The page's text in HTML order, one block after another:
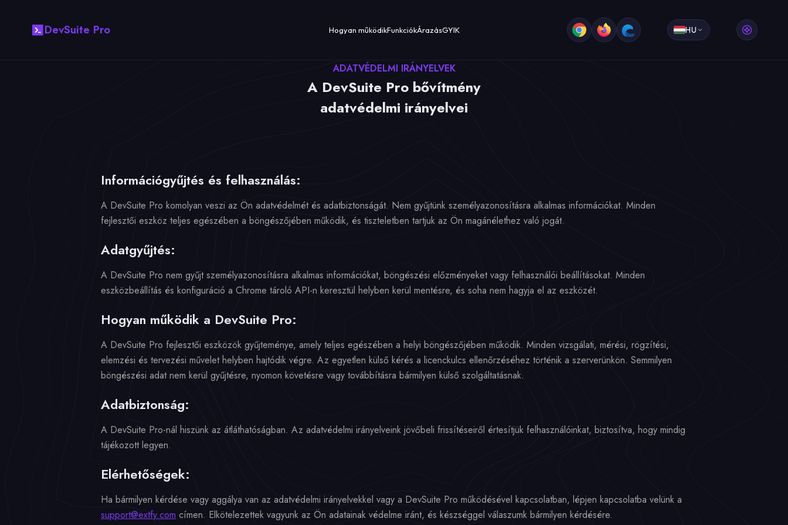
DevSuite Pro Hogyan működikFunkciókÁrazásGYIK HU
ADATVÉDELMI IRÁNYELVEK
A DevSuite Pro bővítmény
adatvédelmi irányelvei
Információgyűjtés és felhasználás:
A DevSuite Pro komolyan veszi az Ön adatvédelmét és adatbiztonságát. Nem gyűjtünk személyazonosításra alkalmas információkat. Minden
fejlesztői eszköz teljes egészében a böngészőjében működik, és tiszteletben tartjuk az Ön magánélethez való jogát.
Adatgyűjtés:
A DevSuite Pro nem gyűjt személyazonosításra alkalmas információkat, böngészési előzményeket vagy felhasználói beállításokat. Minden
eszközbeállítás és konfiguráció a Chrome tároló API-n keresztül helyben kerül mentésre, és soha nem hagyja el az eszközét.
Hogyan működik a DevSuite Pro:
A DevSuite Pro fejlesztői eszközök gyűjteménye, amely teljes egészében a helyi böngészőjében működik. Minden vizsgálati, mérési, rögzítési,
elemzési és tervezési művelet helyben hajtódik végre. Az egyetlen külső kérés a licenckulcs ellenőrzéséhez történik a szerverünkön. Semmilyen
böngészési adat nem kerül gyűjtésre, nyomon követésre vagy továbbításra bármilyen külső szolgáltatásnak.
Adatbiztonság:
A DevSuite Pro-nál hiszünk az átláthatóságban. Az adatvédelmi irányelveink jövőbeli frissítéseiről értesítjük felhasználóinkat, biztosítva, hogy mindig
tájékozott legyen.
Elérhetőségek:
Ha bármilyen kérdése vagy aggálya van az adatvédelmi irányelvekkel vagy a DevSuite Pro működésével kapcsolatban, lépjen kapcsolatba velünk a
support@extfy.com címen. Elkötelezettek vagyunk az Ön adatainak védelme iránt, és készséggel válaszumk bármilyen kérdésére.